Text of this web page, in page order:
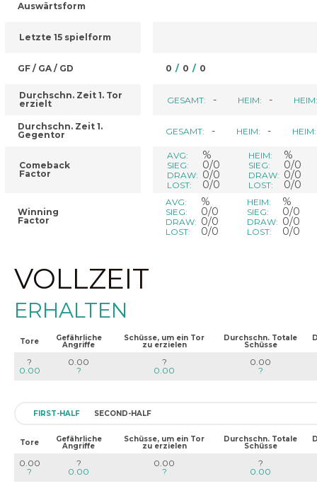
Auswärtsform
Letzte 15 spielform
GF / GA / GD
Durchschn. Zeit 1. Tor
erzielt
Durchschn. Zeit 1.
Gegentor
Comeback
Factor
Winning
Factor
0 / 0 / 0
GESAMT: - HEIM: - HEIM:
GESAMT: - HEIM: - HEIM:
AVG: %
SIEG: 0/0
DRAW: 0/0
LOST: 0/0
HEIM: %
SIEG: 0/0
DRAW: 0/0
LOST: 0/0
AVG: %
SIEG: 0/0
DRAW: 0/0
LOST: 0/0
HEIM: %
SIEG: 0/0
DRAW: 0/0
LOST: 0/0
VOLLZEIT
ERHALTEN
Tore Gefährliche
Angriffe
Schüsse, um ein Tor
zu erzielen
Durchschn. Totale
Schüsse
?
0.00
0.00
?
?
0.00
0.00
?
FIRST-HALF SECOND-HALF
Tore Gefährliche
Angriffe
Schüsse, um ein Tor
zu erzielen
Durchschn. Totale
Schüsse
0.00
?
?
0.00
0.00
?
?
0.00